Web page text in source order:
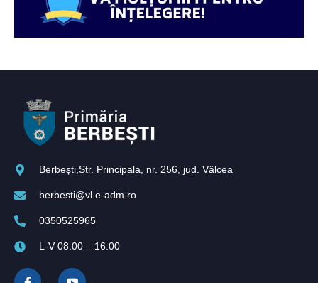
Berbești,Str. Principala, nr. 256, jud. Vâlcea
berbesti@vl.e-adm.ro
0350525965
L-V 08:00 – 16:00